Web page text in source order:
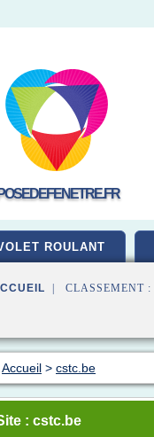
ROULANT
| CLASSEMENT :
Accueil > cstc.be
: cstc.be